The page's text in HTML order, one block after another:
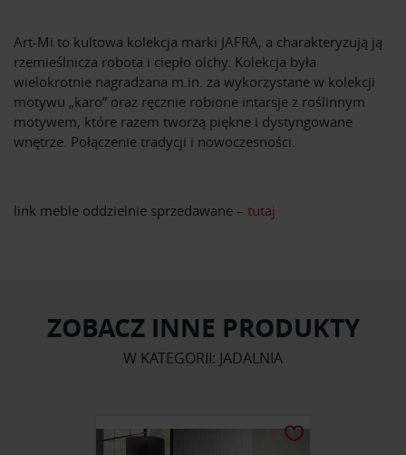
Art-Mi to kultowa kolekcja marki JAFRA, a charakteryzują ją
rzemieślnicza robota i ciepło olchy. Kolekcja była
wielokrotnie nagradzana m.in. za wykorzystane w kolekcji
motywu „karo” oraz ręcznie robione intarsje z roślinnym
motywem, które razem tworzą piękne i dystyngowane
wnętrze. Połączenie tradycji i nowoczesności.
link meble oddzielnie sprzedawane – tutaj
ZOBACZ INNE PRODUKTY
W KATEGORII: JADALNIA